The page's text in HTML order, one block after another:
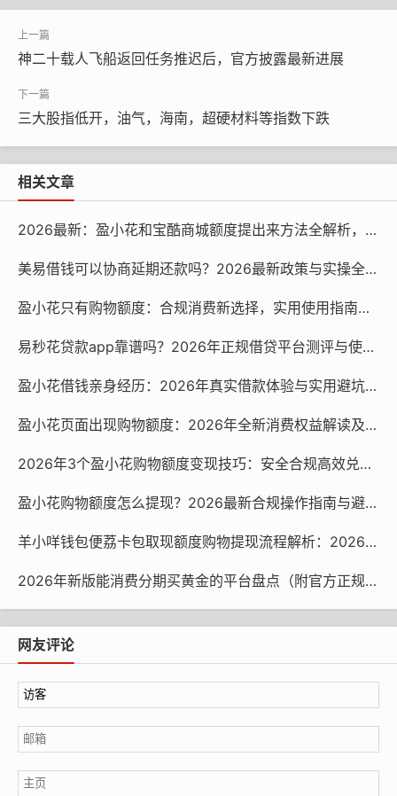
料进行429批次的快速检验，完成检验项目5840项，对入库
原料的出库量进行了监管和保障。
联网+”线上平台，对奥运场馆进行不间断的巡查。比赛
前，该局邀请专家对食品安全进行了全面的风险检查，对
原材料的进货验收、原材料的储存、加工和出菜的配送等
各个环节进行了严密的检查，对存在的问题进行了准确的
分析。在比赛过程中，驻点保障人员全程督导早、中、晚
餐的制作，并对员工晨检、食材储存、食物加工规范进行
全性。在线上和线下检查出104个问题，解决了5973人就餐
问题，对187个餐具清洁度进行了检测。
另外，对新闻媒体和团体餐饮单位实行闭环管理，对
制作、配送和供应等各个环节进行监督，共计提供15481份
食品。
香洲区市场监督管理局说，他们将继续坚持“质量第
一”的原则，为今后的比赛做好专业、高效率的监督管理工
作。
神二十载人飞船返回任务推迟后，官方披露最新进展
三大股指低开，油气，海南，超硬材料等指数下跌
相关文章
2026最新：盈小花和宝酷商城额度提出来方法全解析，安全合规变现攻略
美易借钱可以协商延期还款吗？2026最新政策与实操全指南
盈小花只有购物额度：合规消费新选择，实用使用指南全解析
易秒花贷款app靠谱吗？2026年正规借贷平台测评与使用指南
盈小花借钱亲身经历：2026年真实借款体验与实用避坑指南
盈小花页面出现购物额度：2026年全新消费权益解读及使用指南
2026年3个盈小花购物额度变现技巧：安全合规高效兑现指南
盈小花购物额度怎么提现？2026最新合规操作指南与避坑技巧
羊小咩钱包便荔卡包取现额度购物提现流程解析：2026合规操作指南
2026年新版能消费分期买黄金的平台盘点（附官方正规链接）
网友评论